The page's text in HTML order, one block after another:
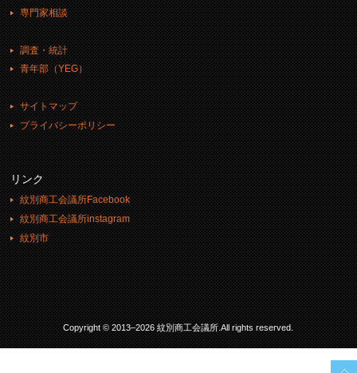
専門家相談
調査・統計
青年部（YEG）
サイトマップ
プライバシーポリシー
リンク
紋別商工会議所Facebook
紋別商工会議所instagram
紋別市
Copyright © 2013–2026 紋別商工会議所.All rights reserved.